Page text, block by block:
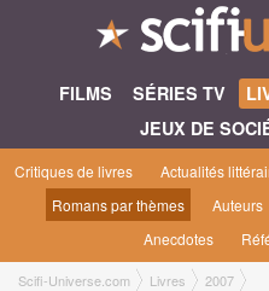
FILMS SÉRIES TV
JEUX DE
Critiques de livres Actualités
Romans par thèmes
Auteurs
Anecdotes
Scifi-Universe.com Livres 2007